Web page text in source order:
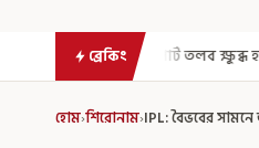
ব্রেকিং
ক্ষুব্ধ হাই কোর্টের থেঁতলানো
হোম›শিরোনাম›IPL: বৈভবের